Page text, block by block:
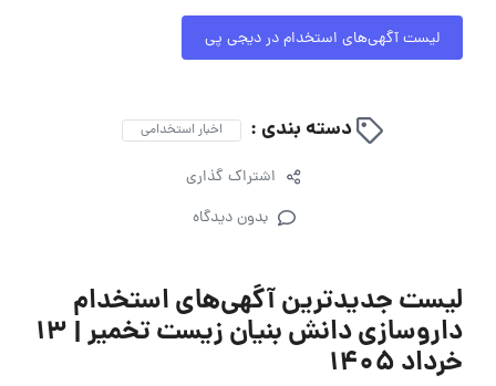
لیست آگهی‌های استخدام در دیجی پی
دسته بندی : اخبار استخدامی
اشتراک گذاری
بدون دیدگاه
لیست جدیدترین آگهی‌های استخدام
داروسازی دانش بنیان زیست تخمیر | ۱۳
خرداد ۱۴۰۵